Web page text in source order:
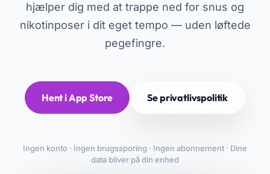
hjælper dig med at trappe ned for snus og
nikotinposer i dit eget tempo — uden løftede
pegefingre.
Hent i App Store Se privatlivspolitik
Ingen konto · Ingen brugssporing · Ingen abonnement · Dine
data bliver på din enhed